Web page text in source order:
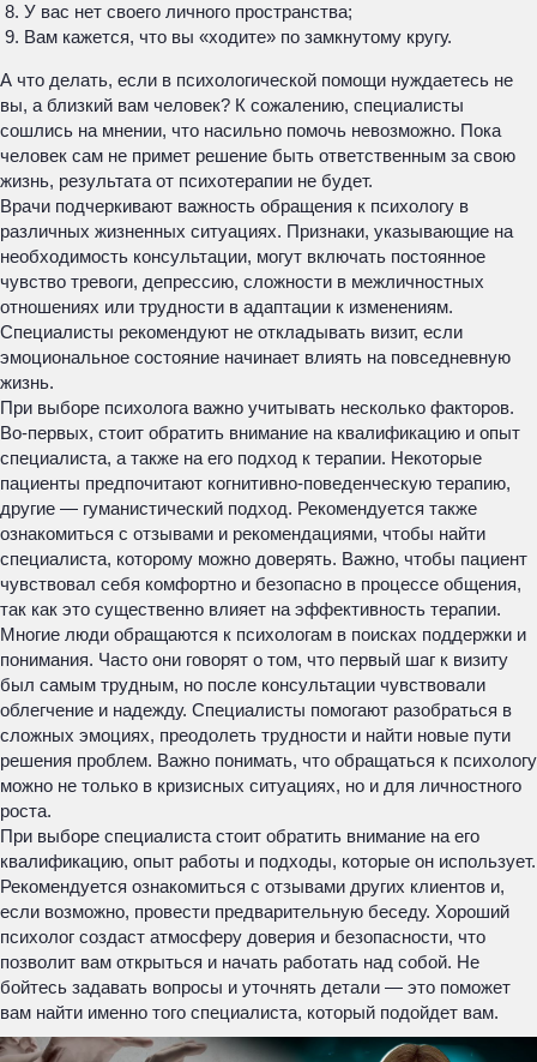
У вас нет своего личного пространства;
Вам кажется, что вы «ходите» по замкнутому кругу.
А что делать, если в психологической помощи нуждаетесь не
вы, а близкий вам человек? К сожалению, специалисты
сошлись на мнении, что насильно помочь невозможно. Пока
человек сам не примет решение быть ответственным за свою
жизнь, результата от психотерапии не будет.
Врачи подчеркивают важность обращения к психологу в
различных жизненных ситуациях. Признаки, указывающие на
необходимость консультации, могут включать постоянное
чувство тревоги, депрессию, сложности в межличностных
отношениях или трудности в адаптации к изменениям.
Специалисты рекомендуют не откладывать визит, если
эмоциональное состояние начинает влиять на повседневную
жизнь.
При выборе психолога важно учитывать несколько факторов.
Во-первых, стоит обратить внимание на квалификацию и опыт
специалиста, а также на его подход к терапии. Некоторые
пациенты предпочитают когнитивно-поведенческую терапию,
другие — гуманистический подход. Рекомендуется также
ознакомиться с отзывами и рекомендациями, чтобы найти
специалиста, которому можно доверять. Важно, чтобы пациент
чувствовал себя комфортно и безопасно в процессе общения,
так как это существенно влияет на эффективность терапии.
Многие люди обращаются к психологам в поисках поддержки и
понимания. Часто они говорят о том, что первый шаг к визиту
был самым трудным, но после консультации чувствовали
облегчение и надежду. Специалисты помогают разобраться в
сложных эмоциях, преодолеть трудности и найти новые пути
решения проблем. Важно понимать, что обращаться к психологу
можно не только в кризисных ситуациях, но и для личностного
роста.
При выборе специалиста стоит обратить внимание на его
квалификацию, опыт работы и подходы, которые он использует.
Рекомендуется ознакомиться с отзывами других клиентов и,
если возможно, провести предварительную беседу. Хороший
психолог создаст атмосферу доверия и безопасности, что
позволит вам открыться и начать работать над собой. Не
бойтесь задавать вопросы и уточнять детали — это поможет
вам найти именно того специалиста, который подойдет вам.